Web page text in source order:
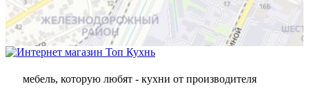
мебель, которую любят - кухни от производителя